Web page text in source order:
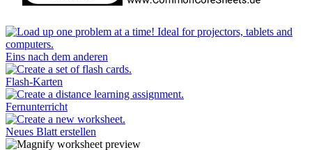
Eins nach dem anderen
Flash-Karten
Fernunterricht
Neues Blatt erstellen